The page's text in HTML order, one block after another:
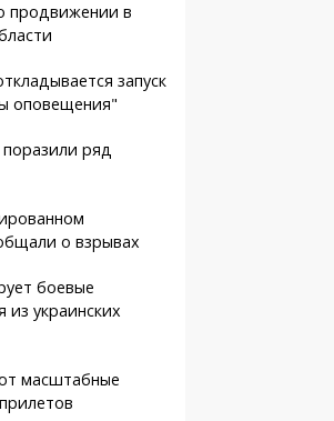
продвижении в
запуск
оповещения"
ряд
о взрывах
боевые
из украинских
масштабные